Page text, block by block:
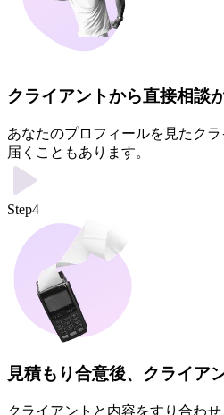
クライアントから直接相談
あなたのプロフィールを見たク
届くこともあります。
Step4
見積もり合意後、クライア
クライアントと内容をすり合わ